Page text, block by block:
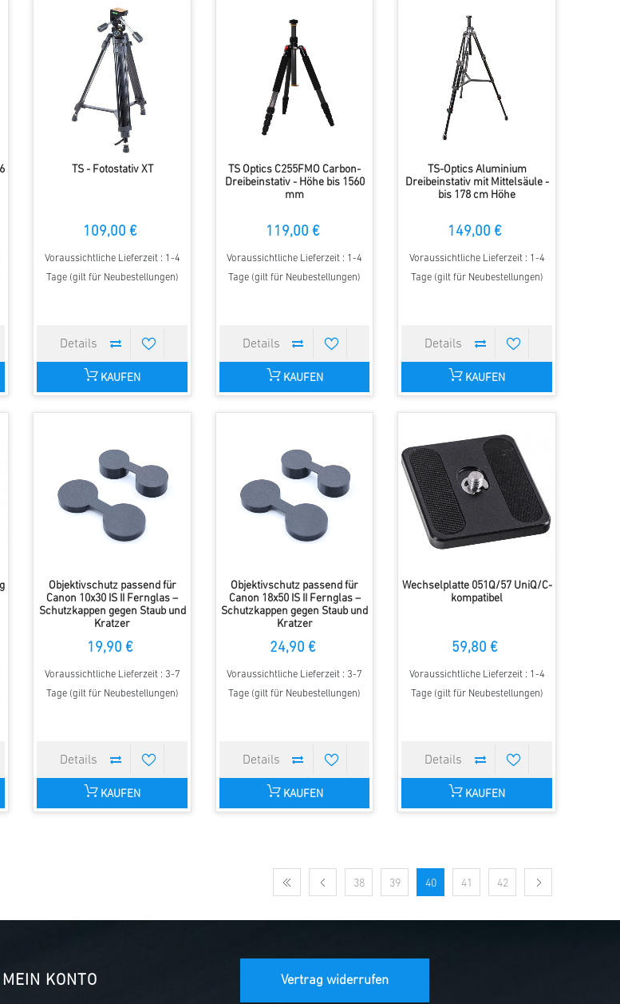
TS - Fotostativ XT
109,00 €
Voraussichtliche Lieferzeit : 1-4
Tage (gilt für Neubestellungen)
KAUFEN
TS Optics C255FMO Carbon-
Dreibeinstativ - Höhe bis 1560
mm
119,00 €
Voraussichtliche Lieferzeit : 1-4
Tage (gilt für Neubestellungen)
KAUFEN
TS-Optics Aluminium
Dreibeinstativ mit Mittelsäule -
bis 178 cm Höhe
149,00 €
Voraussichtliche Lieferzeit : 1-4
Tage (gilt für Neubestellungen)
KAUFEN
Objektivschutz passend für
Canon 10x30 IS II Fernglas –
Schutzkappen gegen Staub und
Kratzer
19,90 €
Voraussichtliche Lieferzeit : 3-7
Tage (gilt für Neubestellungen)
KAUFEN
Objektivschutz passend für
Canon 18x50 IS II Fernglas –
Schutzkappen gegen Staub und
Kratzer
24,90 €
Voraussichtliche Lieferzeit : 3-7
Tage (gilt für Neubestellungen)
KAUFEN
Wechselplatte 051Q/57 UniQ/C-
kompatibel
59,80 €
Voraussichtliche Lieferzeit : 1-4
Tage (gilt für Neubestellungen)
KAUFEN
38 39 40 41 42
MEIN KONTO Vertrag widerrufen